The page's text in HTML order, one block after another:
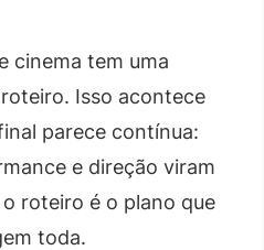
cinema tem uma
Isso acontece
parece contínua:
e direção viram
roteiro é o plano que
toda.